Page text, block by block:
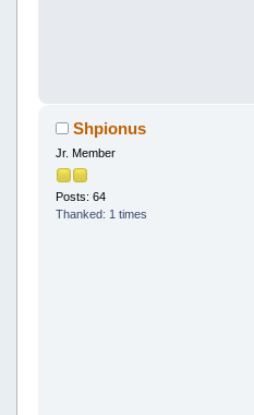
Shpionus
Jr. Member
Posts: 64
Thanked: 1 times